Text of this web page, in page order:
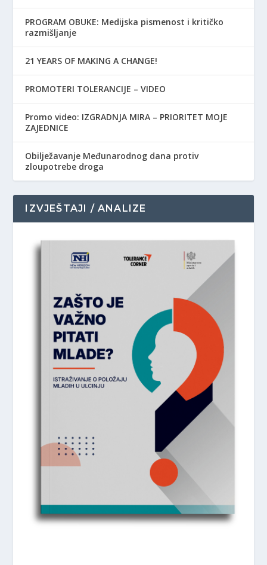
PROGRAM OBUKE: Medijska pismenost i kritičko
razmišljanje
21 YEARS OF MAKING A CHANGE!
PROMOTERI TOLERANCIJE – VIDEO
Promo video: IZGRADNJA MIRA – PRIORITET MOJE
ZAJEDNICE
Obilježavanje Međunarodnog dana protiv
zloupotrebe droga
IZVJEŠTAJI / ANALIZE